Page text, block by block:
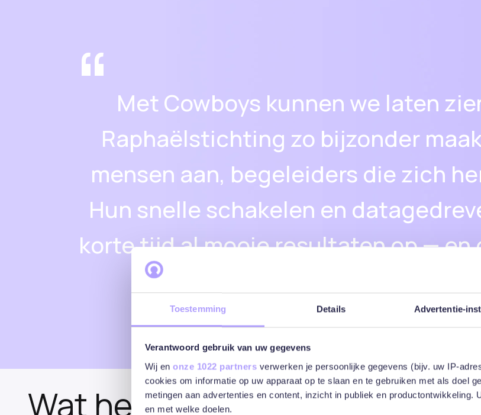
Toestemming Details Advertentie-
Verantwoord gebruik van uw gegevens
Wij en onze 1022 partners verwerken je persoonlijke gegevens (bijv. uw IP-
cookies om informatie op uw apparaat op te slaan en te gebruiken met als doel
metingen aan advertenties en content, inzicht in publiek en productontwikkeling.
en met welke doelen.
“Met Cowboys kunnen we laten
Raphaëlstichting zo bijzonder
mensen aan, begeleiders die zich
Hun snelle schakelen en
korte tijd al mooie resultaten op —
Anna Sprenkeling, Projectleider
Wat hebben we gedaan